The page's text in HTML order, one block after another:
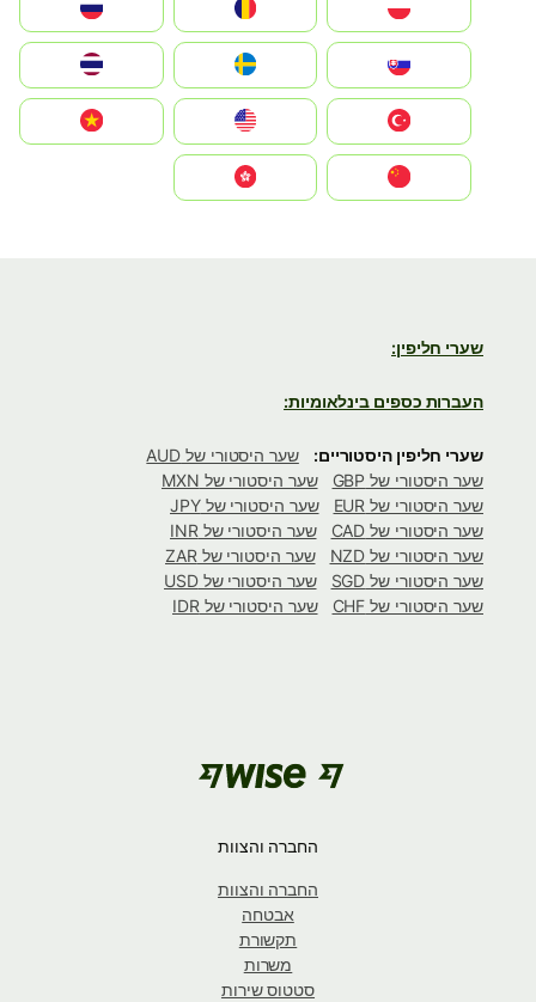
România
Slovensko
United States
Vietnam
שערי חליפין:
העברות כספים בינלאומיות:
שערי חליפין היסטוריים:
שער היסטורי של AUD
שער היסטורי של GBP
שער היסטורי של MXN
שער היסטורי של EUR
שער היסטורי של JPY
שער היסטורי של CAD
שער היסטורי של INR
שער היסטורי של NZD
שער היסטורי של ZAR
שער היסטורי של SGD
שער היסטורי של USD
שער היסטורי של CHF
שער היסטורי של IDR
החברה והצוות
החברה והצוות
אבטחה
תקשורת
משרות
סטטוס שירות